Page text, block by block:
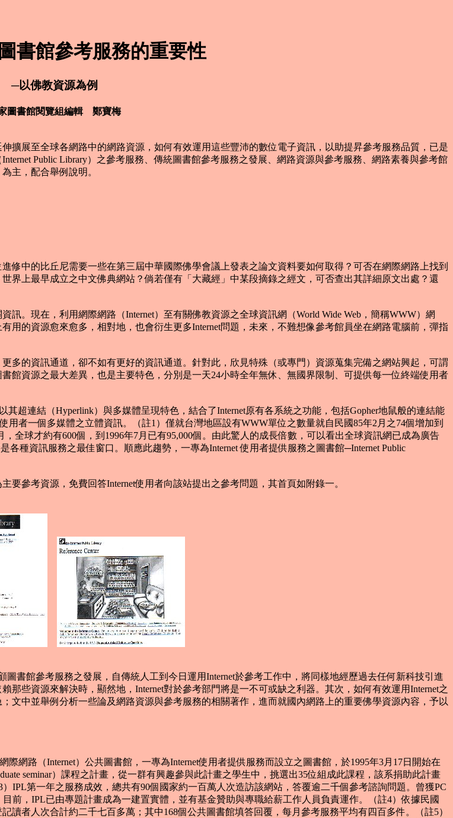
書館參考服務的重要性
─以佛教資源為例
圖書館閱覽組編輯 鄭寶梅
擴展至全球各網路中的網路資源，如何有效運用這些豐沛的數位電子資訊，以助提昇參考服務品質，已是
Public Library）之參考服務、傳統圖書館參考服務之發展、網路資源與參考服務、網路素養與參考館
主，配合舉例說明。
中的比丘尼需要一些在第三屆中華國際佛學會議上發表之論文資料要如何取得？可否在網際網路上找到
界上最早成立之中文佛典網站？倘若僅有「大藏經」中某段摘錄之經文，可否查出其詳細原文出處？還
現在，利用網際網路（Internet）至有關佛教資源之全球資訊網（World Wide Web，簡稱WWW）網
用的資源愈來愈多，相對地，也會衍生更多Internet問題，未來，不難想像參考館員坐在網路電腦前，彈指
的資訊通道，卻不如有更好的資訊通道。針對此，欣見特殊（或專門）資源蒐集完備之網站興起，可謂
館資源之最大差異，也是主要特色，分別是一天24小時全年無休、無國界限制、可提供每一位終端使用者
超連結（Hyperlink）與多媒體呈現特色，結合了Internet原有各系統之功能，包括Gopher地鼠般的連結能
者一個多媒體之立體資訊。（註1）僅就台灣地區設有WWW單位之數量就自民國85年2月之74個增加到
全球才約有600個，到1996年7月已有95,000個。由此驚人的成長倍數，可以看出全球資訊網已成為廣告
種資訊服務之最佳窗口。順應此趨勢，一專為Internet 使用者提供服務之圖書館─Internet Public
參考資源，免費回答Internet使用者向該站提出之參考問題，其首頁如附錄一。
館參考服務之發展，自傳統人工到今日運用Internet於參考工作中，將同樣地經歷過去任何新科技引進
些資源來解決時，顯然地，Internet對於參考部門將是一不可或缺之利器。其次，如何有效運用Internet之
文中並舉例分析一些論及網路資源與參考服務的相關著作，進而就國內網路上的重要佛學資源內容，予以
際網路（Internet）公共圖書館，一專為Internet使用者提供服務而設立之圖書館，於1995年3月17日開始在
seminar）課程之計畫，從一群有興趣參與此計畫之學生中，挑選出35位組成此課程，該系捐助此計畫
IPL第一年之服務成效，總共有90個國家約一百萬人次造訪該網站，答覆逾二千個參考諮詢問題。曾獲PC
前，IPL已由專題計畫成為一建置實體，並有基金贊助與專職給薪工作人員負責運作。（註4）依據民國
者人次合計約二千七百多萬；其中168個公共圖書館填答回覆，每月參考服務平均有四百多件。（註5）